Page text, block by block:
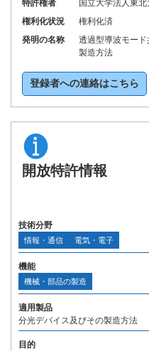
特許権者
国立大学法人東北
権利化状況
権利化済
発明の名称
透過型導波モー
製造方法
登録者への連絡はこちら
開放特許情報
技術分野
情報・通信 電気・電子
機能
機械・部品の製造
適用製品
分光デバイス及びその製造方法
目的